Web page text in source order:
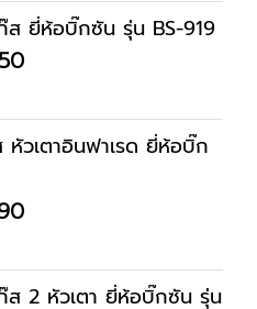
ส ยี่ห้อบิ๊กซัน รุ่น BS-919
หัวเตาอินฟาเรด ยี่ห้อบิ๊ก
ส 2 หัวเตา ยี่ห้อบิ๊กซัน รุ่น